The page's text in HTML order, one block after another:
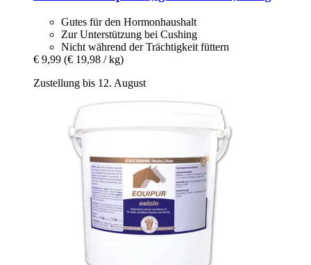
Gutes für den Hormonhaushalt
Zur Unterstützung bei Cushing
Nicht während der Trächtigkeit füttern
€ 9,99 (€ 19,98 / kg)
Zustellung bis 12. August